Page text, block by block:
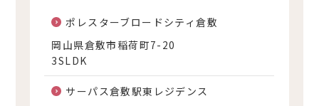
ポレスターブロードシティ倉敷
岡山県倉敷市稲荷町7-20
3SLDK
サーパス倉敷駅東レジデンス